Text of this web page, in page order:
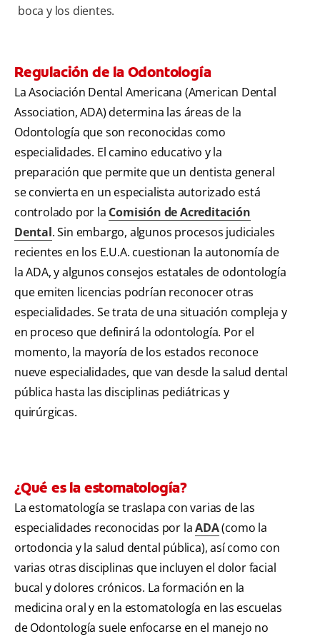
boca y los dientes.
Regulación de la Odontología
La Asociación Dental Americana (American Dental
Association, ADA) determina las áreas de la
Odontología que son reconocidas como
especialidades. El camino educativo y la
preparación que permite que un dentista general
se convierta en un especialista autorizado está
controlado por la Comisión de Acreditación
Dental. Sin embargo, algunos procesos judiciales
recientes en los E.U.A. cuestionan la autonomía de
la ADA, y algunos consejos estatales de odontología
que emiten licencias podrían reconocer otras
especialidades. Se trata de una situación compleja y
en proceso que definirá la odontología. Por el
momento, la mayoría de los estados reconoce
nueve especialidades, que van desde la salud dental
pública hasta las disciplinas pediátricas y
quirúrgicas.
¿Qué es la estomatología?
La estomatología se traslapa con varias de las
especialidades reconocidas por laADA(como la
ortodoncia y la salud dental pública), así como con
varias otras disciplinas que incluyen el dolor facial
bucal y dolores crónicos. La formación en la
medicina oral y en la estomatología en las escuelas
de Odontología suele enfocarse en el manejo no